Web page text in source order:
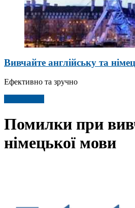
Вивчайте англійську та
Ефективно та зручно
Помилки при
німецької мови